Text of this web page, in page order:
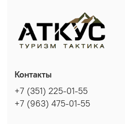
Контакты
+7 (351) 225-01-55
+7 (963) 475-01-55